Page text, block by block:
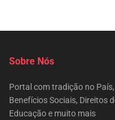
Sobre Nós
Portal com tradição no
Benefícios Sociais, Direitos
Educação e muito mais